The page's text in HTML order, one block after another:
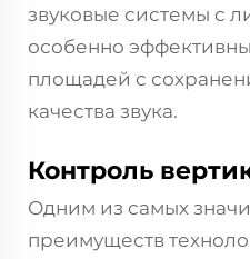
звуковые системы с
особенно
площадей с
качества звука.
Контроль
Одним из самых
преимуществ